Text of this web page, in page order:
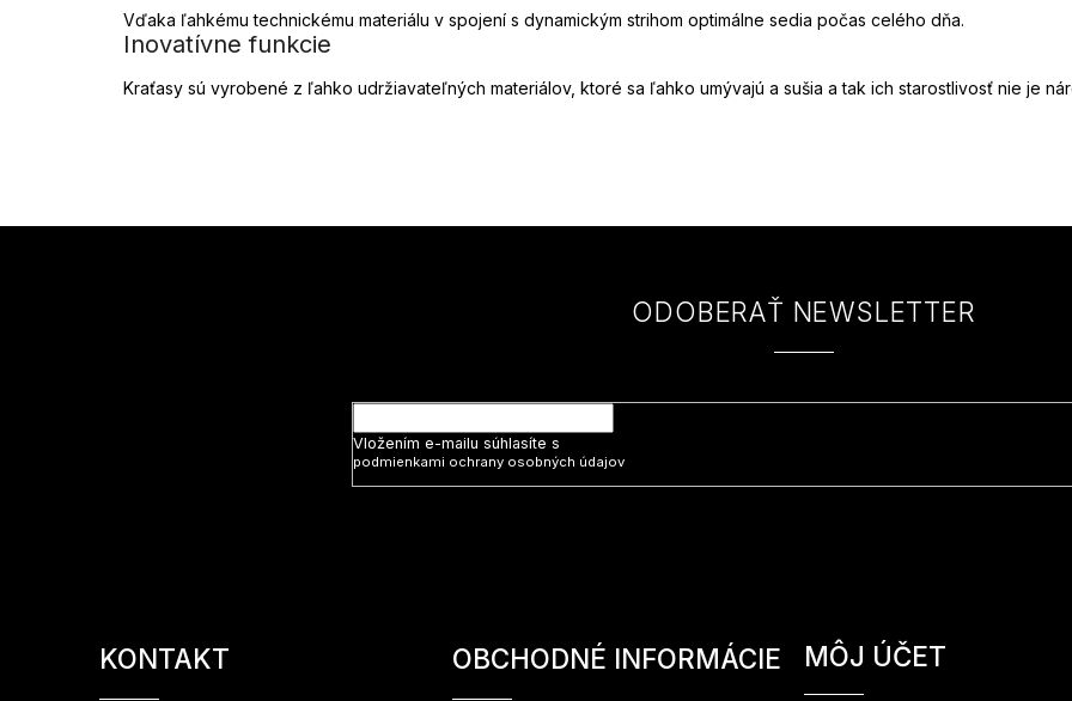
Vďaka ľahkému technickému materiálu v spojení s dynamickým strihom optimálne sedia počas celého dňa.
Inovatívne funkcie
Kraťasy sú vyrobené z ľahko udržiavateľných materiálov, ktoré sa ľahko umývajú a sušia a tak ich starostlivosť nie je
ODOBERAŤ NEWSLETTER
Vložením e-mailu súhlasíte s
podmienkami ochrany osobných údajov
KONTAKT OBCHODNÉ INFORMÁCIE MÔJ ÚČET